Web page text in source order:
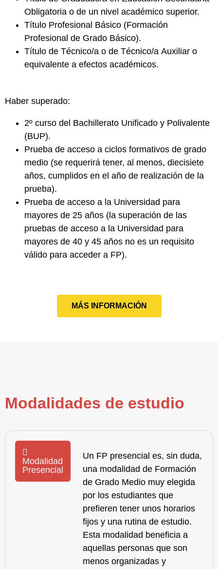
Obligatoria o de un nivel académico superior.
Título Profesional Básico (Formación
Profesional de Grado Básico).
Título de Técnico/a o de Técnico/a Auxiliar o
equivalente a efectos académicos.
Haber superado:
2º curso del Bachillerato Unificado y Polivalente
(BUP).
Prueba de acceso a ciclos formativos de grado
medio (se requerirá tener, al menos, diecisiete
años, cumplidos en el año de realización de la
prueba).
Prueba de acceso a la Universidad para
mayores de 25 años (la superación de las
pruebas de acceso a la Universidad para
mayores de 40 y 45 años no es un requisito
válido para acceder a FP).
MÁS INFORMACIÓN
Modalidades de estudio
Modalidad
Presencial
Un FP presencial es, sin duda,
una modalidad de Formación
de Grado Medio muy elegida
por los estudiantes que
prefieren tener unos horarios
fijos y una rutina de estudio.
Esta modalidad beneficia a
aquellas personas que son
menos organizadas y